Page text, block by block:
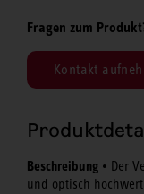
Fragen zum
Kontakt
Beschreibung • Der
und optisch